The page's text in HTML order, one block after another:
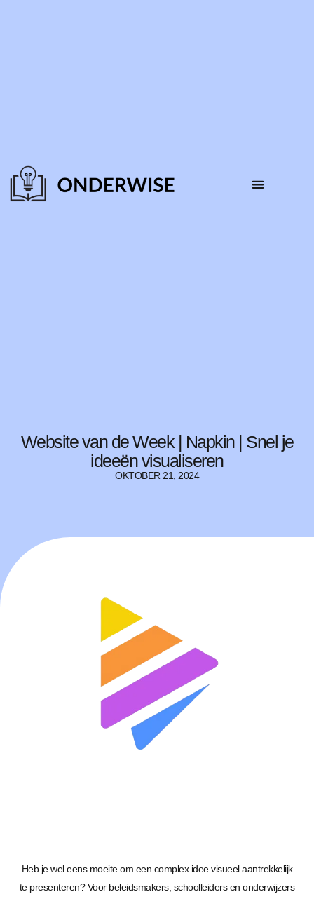
Website van de Week | Napkin | Snel je
ideeën visualiseren
OKTOBER 21, 2024
Heb je wel eens moeite om een complex idee visueel aantrekkelijk
te presenteren? Voor beleidsmakers, schoolleiders en onderwijzers